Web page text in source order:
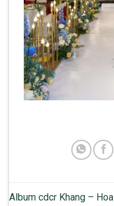
Album cdcr Khang – Hoa